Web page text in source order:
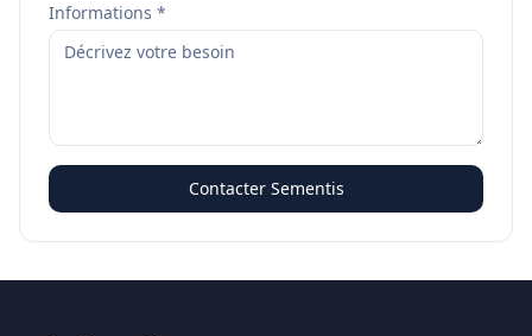
Informations *
Contacter Sementis